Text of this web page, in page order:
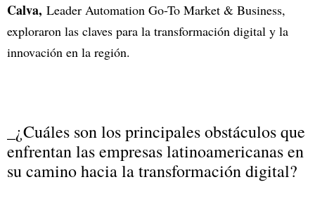
Calva, Leader Automation Go-To Market & Business,
exploraron las claves para la transformación digital y la
innovación en la región.
_¿Cuáles son los principales obstáculos que
enfrentan las empresas latinoamericanas en
su camino hacia la transformación digital?